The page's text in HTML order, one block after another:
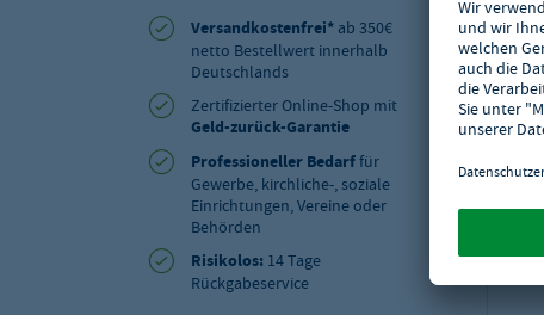
Versandkostenfrei* ab 350€
netto Bestellwert innerhalb
Deutschlands
Zertifizierter Online-Shop mit
Geld-zurück-Garantie
Professioneller Bedarffür
Gewerbe, kirchliche-, soziale
Einrichtungen, Vereine oder
Behörden
Risikolos: 14 Tage
Rückgabeservice